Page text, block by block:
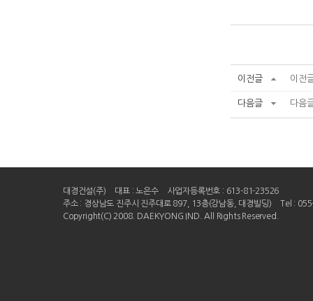
이전글 이전
다음글 다음
대경건설(주) 대표 : 노은수
사업자등록번호 : 613-81-23526
주소 : 경상남도 진주시 진주대로 897, 13층(강남동, 대경빌딩)
Tel :
Copyright(C) 2008. DAEKYONG IND. All Rights Reserved.